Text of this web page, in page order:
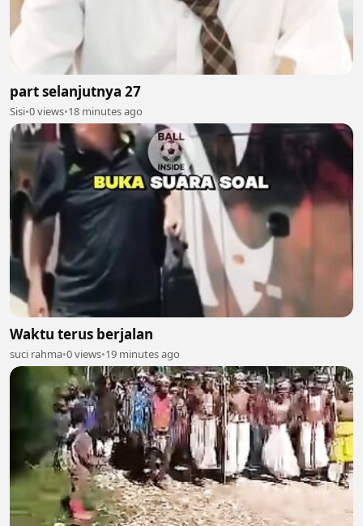
part selanjutnya 27
Sisi•0 views•18 minutes ago
Waktu terus berjalan
suci rahma•0 views•19 minutes ago